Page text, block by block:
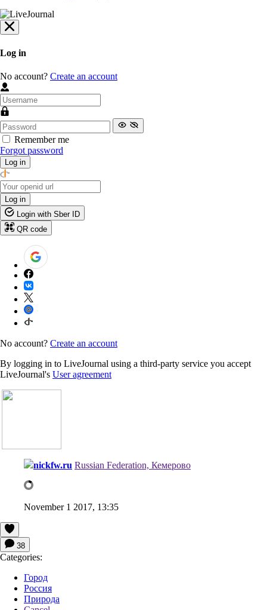
Log in
No account? Create an account
Remember me
Forgot password
Log in
Log in
Login with Sber ID
QR code
No account? Create an account
By logging in to LiveJournal using a third-party service you accept
LiveJournal's User agreement
nickfw.ru Russian Federation, Кемерово
November 1 2017, 13:35
38
Categories:
Город
Россия
Природа